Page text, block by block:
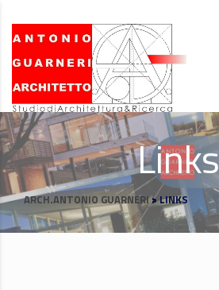
Links
ARCH.ANTONIO GUARNERI>LINKS